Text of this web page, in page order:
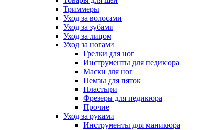
Триммеры
Уход за волосами
Уход за зубами
Уход за лицом
Уход за ногами
Грелки для ног
Инструменты для педикюра
Маски для ног
Пемзы для пяток
Пластыри
Фрезеры для педикюра
Прочие
Уход за руками
Инструменты для маникюра